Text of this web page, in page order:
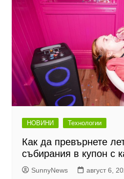
НОВИНИ Технологии
Как да превърнете
събирания в купон с
SunnyNews август 6,